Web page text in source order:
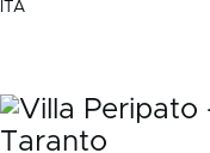
ITA